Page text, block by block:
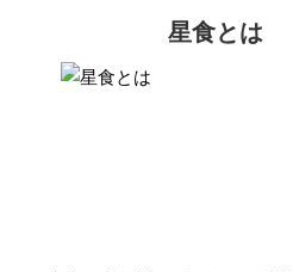
星食とは